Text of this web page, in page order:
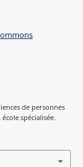
de personnes
spécialisée.